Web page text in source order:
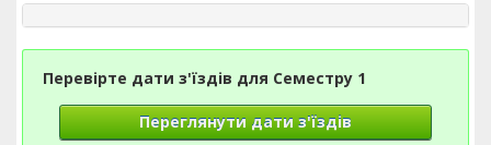
Перевірте дати з'їздів для Семестру 1
Переглянути дати з'їздів